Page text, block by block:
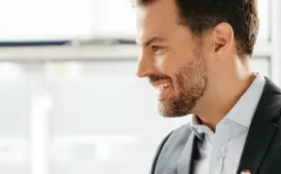
się największym